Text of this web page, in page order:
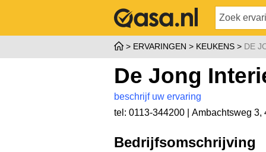
ERVARINGEN KEUKENS DE
De Jong
beschrijf uw ervaring
tel: 0113-344200 | Ambachtsweg 3,
Bedrijfsomschrijving